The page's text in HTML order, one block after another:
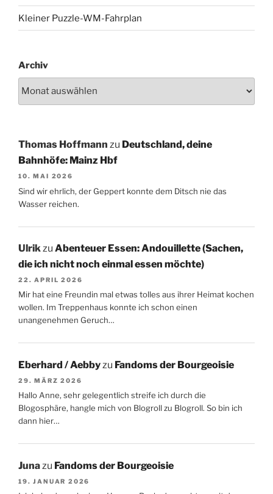
Kleiner Puzzle-WM-Fahrplan
Archiv
Thomas Hoffmann zu Deutschland, deine
Bahnhöfe: Mainz Hbf
10. MAI 2026
Sind wir ehrlich, der Geppert konnte dem Ditsch nie das
Wasser reichen.
Ulrikzu Abenteuer Essen: Andouillette (Sachen,
die ich nicht noch einmal essen möchte)
22. APRIL 2026
Mir hat eine Freundin mal etwas tolles aus ihrer Heimat kochen
wollen. Im Treppenhaus konnte ich schon einen
unangenehmen Geruch…
Eberhard / Aebbyzu Fandoms der Bourgeoisie
29. MÄRZ 2026
Hallo Anne, sehr gelegentlich streife ich durch die
Blogosphäre, hangle mich von Blogroll zu Blogroll. So bin ich
dann hier…
Juna zu Fandoms der Bourgeoisie
19. JANUAR 2026